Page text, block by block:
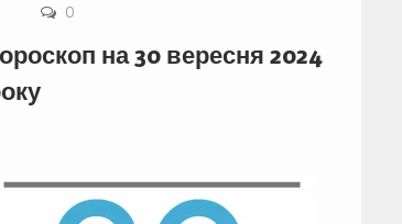
0
на 30 вересня 2024